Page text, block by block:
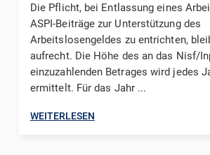
Die Pflicht, bei Entlassung eines
ASPI-Beiträge zur Unterstützung des
Arbeitslosengeldes zu entrichten,
aufrecht. Die Höhe des an das Nisf/
einzuzahlenden Betrages wird jedes
ermittelt. Für das Jahr ...
WEITERLESEN